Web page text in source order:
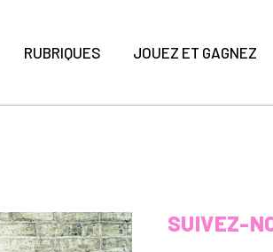
RUBRIQUES JOUEZ ET GAGNEZ
SUIVEZ-